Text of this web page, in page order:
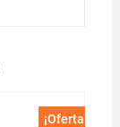
¡Oferta!